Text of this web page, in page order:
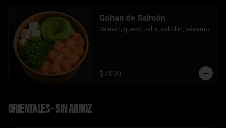
Gohan de Salmón
Salmón, queso, palta, cebollín, sésamo.
$7.000
Orientales - sin arroz